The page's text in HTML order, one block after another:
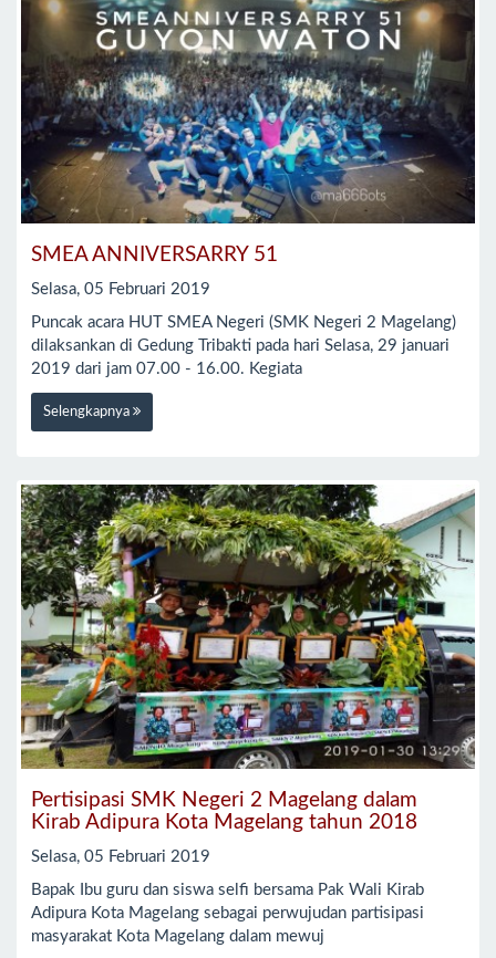
SMEA ANNIVERSARRY 51
Selasa, 05 Februari 2019
Puncak acara HUT SMEA Negeri (SMK Negeri 2 Magelang)
dilaksankan di Gedung Tribakti pada hari Selasa, 29 januari
2019 dari jam 07.00 - 16.00. Kegiata
Selengkapnya
Pertisipasi SMK Negeri 2 Magelang dalam
Kirab Adipura Kota Magelang tahun 2018
Selasa, 05 Februari 2019
Bapak Ibu guru dan siswa selfi bersama Pak Wali Kirab
Adipura Kota Magelang sebagai perwujudan partisipasi
masyarakat Kota Magelang dalam mewuj